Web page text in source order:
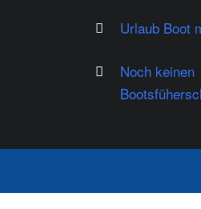
Urlaub Boot
Noch keinen